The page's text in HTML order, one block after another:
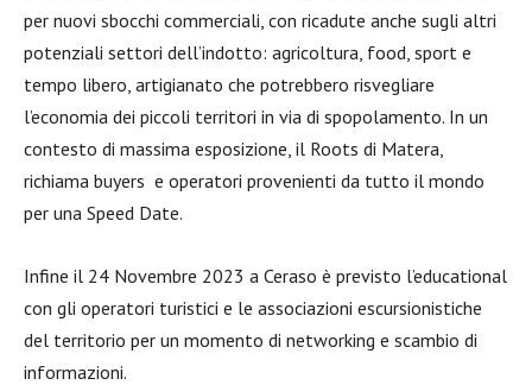
per nuovi sbocchi commerciali, con ricadute anche sugli altri
potenziali settori dell’indotto: agricoltura, food, sport e
tempo libero, artigianato che potrebbero risvegliare
l’economia dei piccoli territori in via di spopolamento. In un
contesto di massima esposizione, il Roots di Matera,
richiama buyers e operatori provenienti da tutto il mondo
per una Speed Date.
Infine il 24 Novembre 2023 a Ceraso è previsto l’educational
con gli operatori turistici e le associazioni escursionistiche
del territorio per un momento di networking e scambio di
informazioni.